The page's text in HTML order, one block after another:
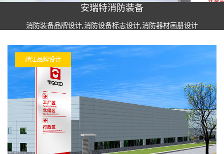
安瑞特消防装备
消防装备品牌设计,消防设备标志设计,消防器材画册设计
靖江品牌设计